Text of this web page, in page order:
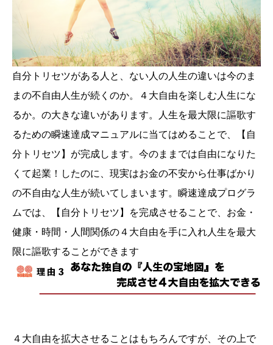
自分トリセツがある人と、ない人の人生の違いは今のま
まの不自由人生が続くのか。４大自由を楽しむ人生にな
るか。の大きな違いがあります。人生を最大限に謳歌す
るための瞬速達成マニュアルに当てはめることで、【自
分トリセツ】が完成します。今のままでは自由になりた
くて起業！したのに、現実はお金の不安から仕事ばかり
の不自由な人生が続いてしまいます。瞬速達成プログラ
ムでは、【自分トリセツ】を完成させることで、お金・
健康・時間・人間関係の４大自由を手に入れ人生を最大
限に謳歌することができます
４大自由を拡大させることはもちろんですが、その上で